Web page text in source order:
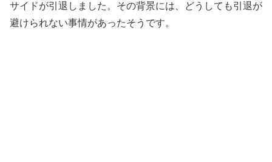
サイドが引退しました。その背景には、どうしても引退が
避けられない事情があったそうです。